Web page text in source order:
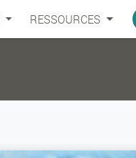
RESSOURCES